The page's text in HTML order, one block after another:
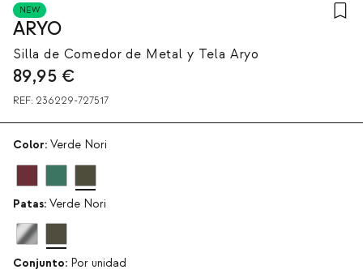
NEW
ARYO
Silla de Comedor de Metal y Tela Aryo
89,95 €
REF: 236229-727517
Color: Verde Nori
Patas: Verde Nori
Conjunto: Por unidad